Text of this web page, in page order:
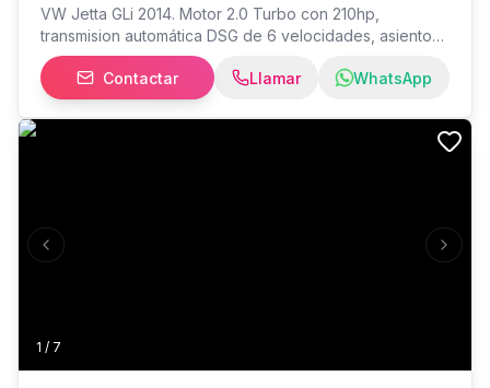
VW Jetta GLi 2014. Motor 2.0 Turbo con 210hp,
transmision automática DSG de 6 velocidades, asientos
de cuero, sunroof, halogenas, mas de $5,000 en extras
(rines 18 Konig, Intercooler, intake AEM, radio pantalla
Android, etc), impecable por dentro y por fuera. PRECIO
$9,800
Contactar Llamar WhatsApp
1 / 7
Previous slide Next